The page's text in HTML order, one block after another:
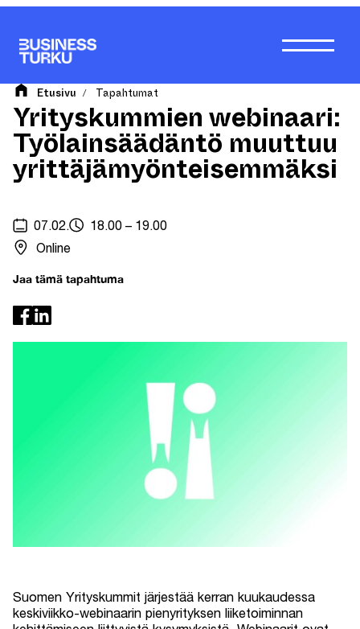
Etusivu / Tapahtumat
Yrityskummien webinaari:
Työlainsäädäntö muuttuu
yrittäjämyönteisemmäksi
07.02.
18.00 – 19.00
Online
Jaa tämä tapahtuma
Suomen Yrityskummit järjestää kerran kuukaudessa
keskiviikko-webinaarin pienyrityksen liiketoiminnan